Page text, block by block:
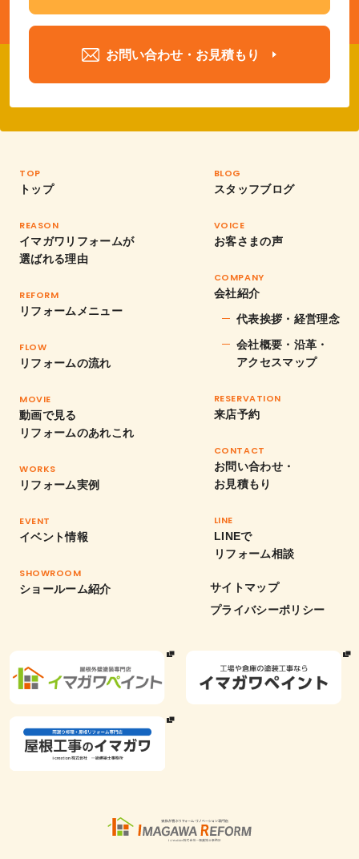
お問い合わせ・お見積もり
TOP
トップ
REASON
イマガワリフォームが
選ばれる理由
REFORM
リフォームメニュー
FLOW
リフォームの流れ
MOVIE
動画で見る
リフォームのあれこれ
WORKS
リフォーム実例
EVENT
イベント情報
SHOWROOM
ショールーム紹介
BLOG
スタッフブログ
VOICE
お客さまの声
COMPANY
会社紹介
代表挨拶・経営理念
会社概要・沿革・
アクセスマップ
RESERVATION
来店予約
CONTACT
お問い合わせ・
お見積もり
LINE
LINEで
リフォーム相談
サイトマップ
プライバシーポリシー